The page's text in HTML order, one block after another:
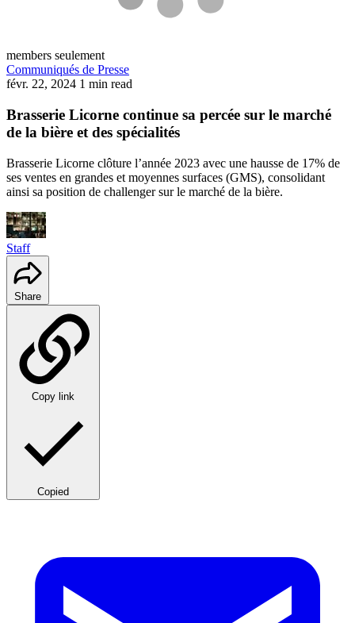
members seulement
Communiqués de Presse
févr. 22, 2024 1 min read
Brasserie Licorne continue sa percée sur le marché
de la bière et des spécialités
Brasserie Licorne clôture l’année 2023 avec une hausse de 17% de
ses ventes en grandes et moyennes surfaces (GMS), consolidant
ainsi sa position de challenger sur le marché de la bière.
Staff
Share
Copy link
Copied